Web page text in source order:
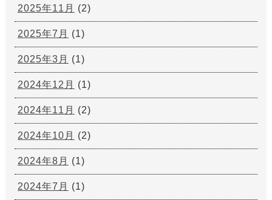
2025年11月 (2)
2025年7月 (1)
2025年3月 (1)
2024年12月 (1)
2024年11月 (2)
2024年10月 (2)
2024年8月 (1)
2024年7月 (1)